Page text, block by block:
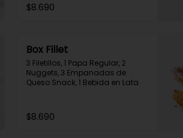
$8.690
Box Fillet
3 Filetillos, 1 Papa Regular, 2
Nuggets, 3 Empanadas de
Queso Snack, 1 Bebida en Lata
$8.690